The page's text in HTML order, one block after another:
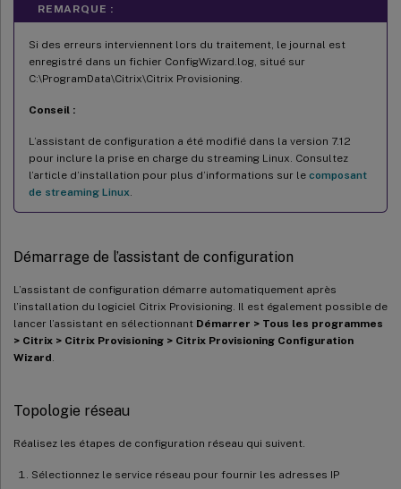
REMARQUE :
Si des erreurs interviennent lors du traitement, le journal est
enregistré dans un fichier ConfigWizard.log, situé sur
C:\ProgramData\Citrix\Citrix Provisioning.
Conseil :
L’assistant de configuration a été modifié dans la version 7.12
pour inclure la prise en charge du streaming Linux. Consultez
l’article d’installation pour plus d’informations sur le composant
de streaming Linux
Démarrage de l’assistant de configuration
L’assistant de configuration démarre automatiquement après
l’installation du logiciel Citrix Provisioning. Il est également possible de
lancer l’assistant en sélectionnant Démarrer > Tous les programmes
> Citrix > Citrix Provisioning > Citrix Provisioning Configuration
Wizard
Topologie réseau
Réalisez les étapes de configuration réseau qui suivent.
Sélectionnez le service réseau pour fournir les adresses IP